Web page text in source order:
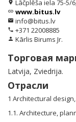
location_on Lāčplēša iela 75-5/
link www.bitus.lv
email info@bitus.lv
phone +371 22008885
person Kārlis Birums Jr.
Торговая
Latvija, Zviedrija.
Отрасли
1 Architectural
1.1. Architecture,